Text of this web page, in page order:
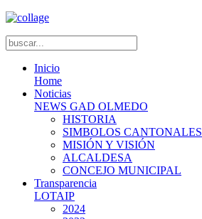
Inicio
Home
Noticias
NEWS GAD OLMEDO
HISTORIA
SIMBOLOS CANTONALES
MISIÓN Y VISIÓN
ALCALDESA
CONCEJO MUNICIPAL
Transparencia
LOTAIP
2024